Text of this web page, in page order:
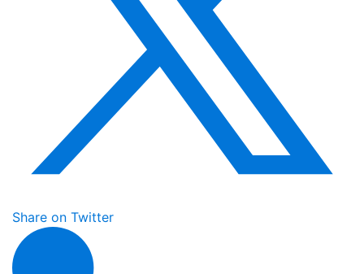
Share on Twitter